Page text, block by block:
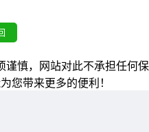
谨慎，网站对此不承担任何保
您带来更多的便利！